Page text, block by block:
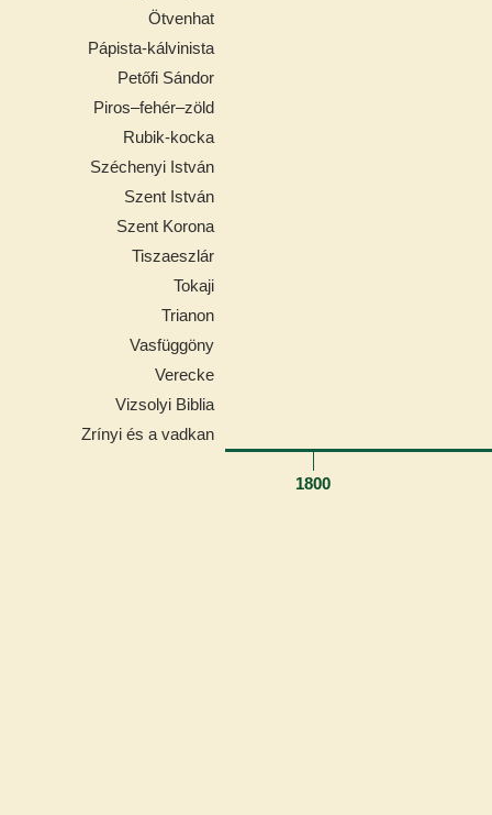
Ötvenhat
Pápista-kálvinista
Petőfi Sándor
Piros–fehér–zöld
Rubik-kocka
Széchenyi István
Szent István
Szent Korona
Tiszaeszlár
Tokaji
Trianon
Vasfüggöny
Verecke
Vizsolyi Biblia
Zrínyi és a vadkan
1800